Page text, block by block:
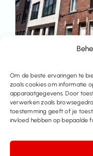
Om de beste ervaringen te
zoals cookies om informatie
apparaatgegevens. Door
verwerken zoals
toestemming geeft of je
invloed hebben op bepaalde
Welgelegen en
3 slkps te huur
Leuven,
€ 1.800